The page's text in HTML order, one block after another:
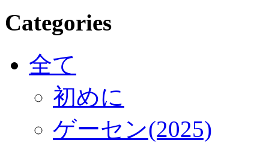
Categories
全て
初めに
ゲーセン(2025)